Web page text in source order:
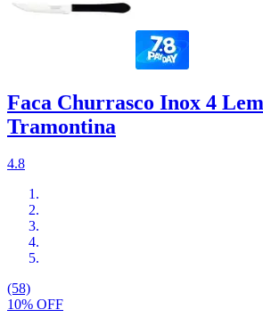
Faca Churrasco Inox 4
Tramontina
4.8
(58)
10% OFF